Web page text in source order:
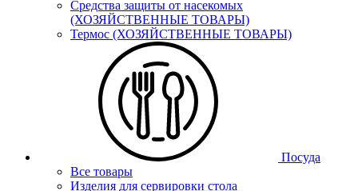
Средства защиты от насекомых
(ХОЗЯЙСТВЕННЫЕ ТОВАРЫ)
Термос (ХОЗЯЙСТВЕННЫЕ ТОВАРЫ)
Посуда
Все товары
Изделия для сервировки стола